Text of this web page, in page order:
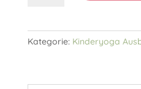
Kategorie: Kinderyoga